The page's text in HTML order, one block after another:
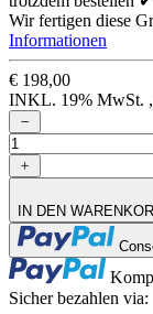
Wir fertigen diese
Informationen
€ 198,00
INKL. 19% MwSt.
IN DEN
Loading...
Sicher bezahlen via: